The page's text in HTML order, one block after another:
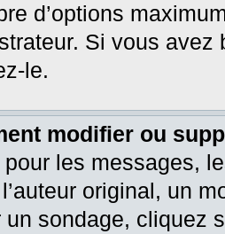
d’options
Si vous
le.
modifier ou
pour les messages,
original, un
un sondage, cliquez